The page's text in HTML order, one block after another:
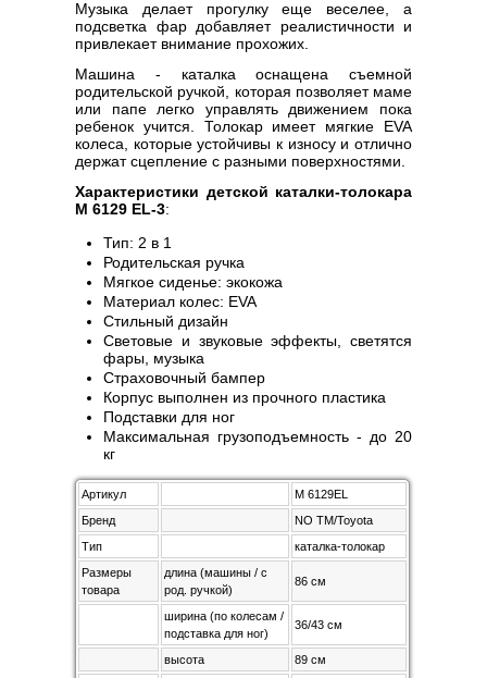
Музыка делает прогулку еще веселее, а
подсветка фар добавляет реалистичности и
привлекает внимание прохожих.
Машина - каталка оснащена съемной
родительской ручкой, которая позволяет маме
или папе легко управлять движением пока
ребенок учится. Толокар имеет мягкие EVA
колеса, которые устойчивы к износу и отлично
держат сцепление с разными поверхностями.
Характеристики детской каталки-толокара
M 6129 EL-3:
Тип: 2 в 1
Родительская ручка
Мягкое сиденье: экокожа
Материал колес: EVA
Стильный дизайн
Световые и звуковые эффекты, светятся
фары, музыка
Страховочный бампер
Корпус выполнен из прочного пластика
Подставки для ног
Максимальная грузоподъемность - до 20
кг
Артикул
M 6129EL
Бренд
NO TM/Toyota
Тип
каталка-толокар
Размеры
товара
длина (машины / с
род. ручкой)
86 см
ширина (по колесам /
подставка для ног)
36/43 см
высота
89 см